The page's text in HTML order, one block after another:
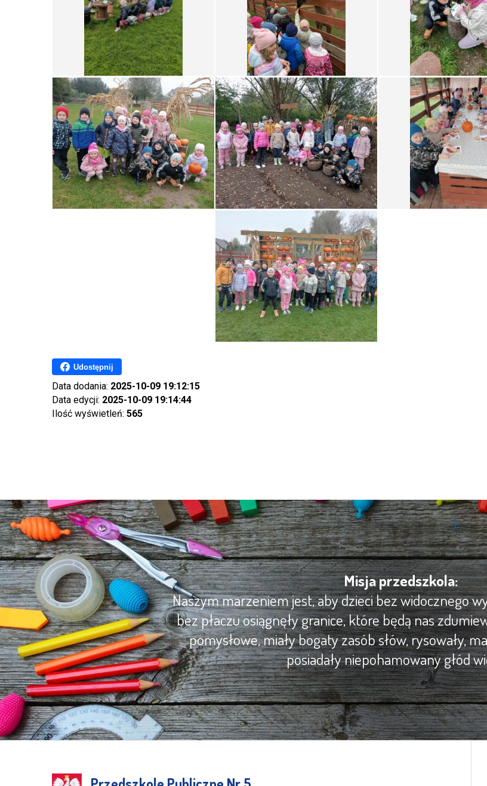
Udostępnij
Data dodania: 2025-10-09 19:12:15
Data edycji: 2025-10-09 19:14:44
Ilość wyświetleń: 565
Misja przedszkola:
Naszym marzeniem jest, aby dzieci bez widocznego
bez płaczu osiągnęły granice, które będą nas
pomysłowe, miały bogaty zasób słów, rysowały,
posiadały niepohamowany głód